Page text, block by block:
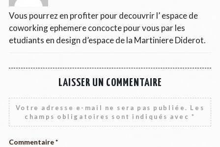
Vous pourrez en profiter pour decouvrir l’ espace de
coworking ephemere concocte pour vous par les
etudiants en design d’espace de la Martiniere Diderot.
LAISSER UN COMMENTAIRE
Votre adresse e-mail ne sera pas publiée. Les
champs obligatoires sont indiqués avec*
Commentaire*